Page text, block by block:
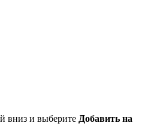
вниз и выберите Добавить на